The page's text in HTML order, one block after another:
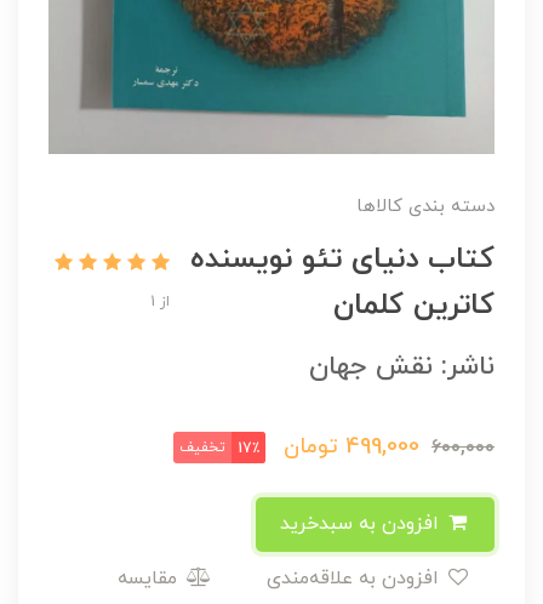
دسته بندی کالاها
کتاب دنیای تئو نویسنده
کاترین کلمان
از 1
ناشر: نقش جهان
600,000
499,000 تومان 17٪ تخفیف
مقایسه